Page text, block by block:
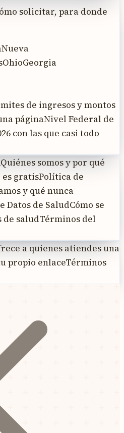
solicitar, para donde
Nueva
OhioGeorgia
de ingresos y montos
páginaNivel Federal de
con las que casi todo
Quiénes somos y por qué
gratisPolítica de
y qué nunca
Datos de SaludCómo se
de saludTérminos del
a quienes atiendes una
propio enlaceTérminos